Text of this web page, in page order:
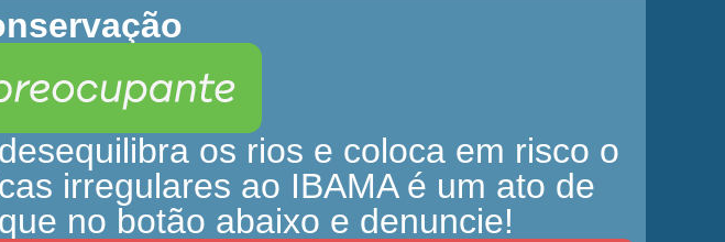
os rios e coloca em risco o
irregulares ao IBAMA é um ato de
no botão abaixo e denuncie!